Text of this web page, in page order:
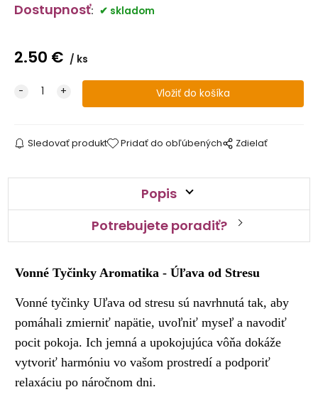
Dostupnosť: skladom
2.50 € ks
Sledovať produkt Pridať do obľúbených Zdielať
Popis
Potrebujete poradiť?
Vonné Tyčinky Aromatika - Úľava od Stresu
Vonné tyčinky Uľava od stresu sú navrhnutá tak, aby
pomáhali zmierniť napätie, uvoľniť myseľ a navodiť
pocit pokoja. Ich jemná a upokojujúca vôňa dokáže
vytvoriť harmóniu vo vašom prostredí a podporiť
relaxáciu po náročnom dni.